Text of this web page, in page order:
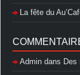
La fête du
Admin dans Des